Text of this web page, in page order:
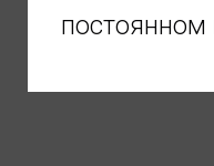
постоянном